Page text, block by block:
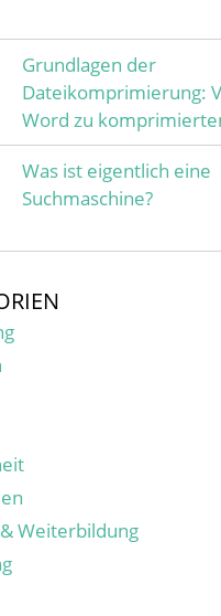
Grundlagen der
Dateikomprimierung:
Word zu
Was ist eigentlich eine
Suchmaschine?
Weiterbildung